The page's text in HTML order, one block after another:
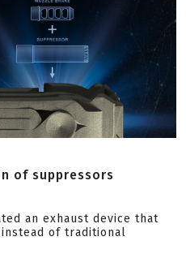
of suppressors
an exhaust device that
of traditional